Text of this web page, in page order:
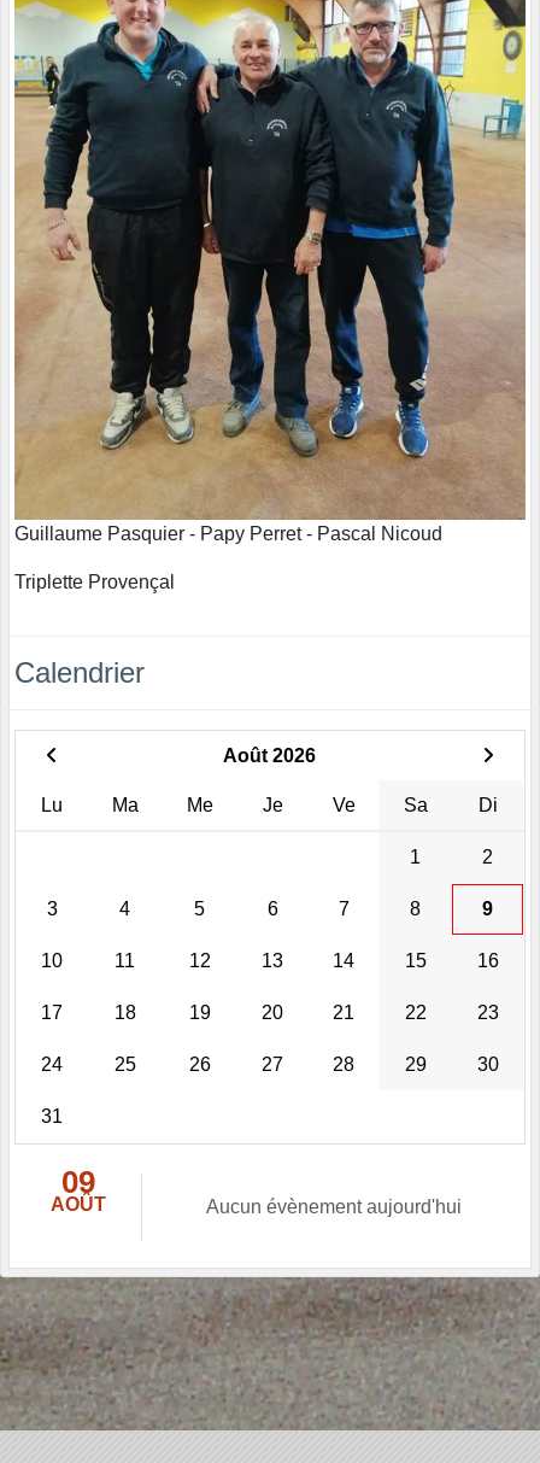
Guillaume Pasquier - Papy Perret - Pascal Nicoud
Triplette Provençal
Calendrier
Août 2026
Lu Ma Me Je Ve Sa Di
1 2
3 4 5 6 7 8 9
10 11 12 13 14 15 16
17 18 19 20 21 22 23
24 25 26 27 28 29 30
31
09
AOÛT Aucun évènement aujourd'hui